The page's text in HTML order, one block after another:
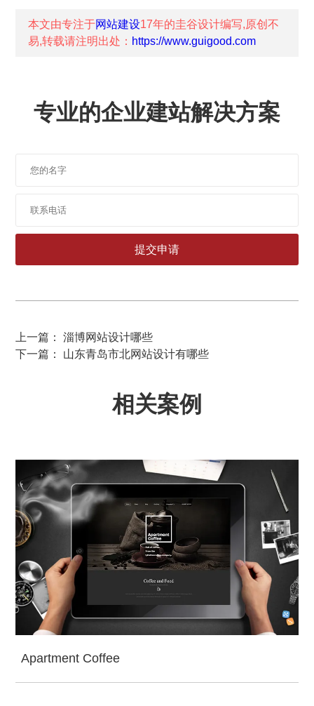
本文由专注于网站建设17年的圭谷设计编写,原创不
易,转载请注明出处： https://www.guigood.com
专业的企业建站解决方案
上一篇： 淄博网站设计哪些
下一篇： 山东青岛市北网站设计有哪些
相关案例
Apartment Coffee